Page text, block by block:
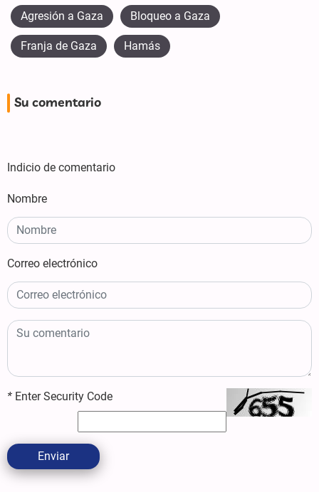
Agresión a Gaza Bloqueo a Gaza
Franja de Gaza Hamás
Su comentario
Indicio de comentario
Nombre
Correo electrónico
* Enter Security Code
Enviar